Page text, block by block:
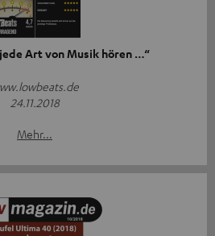
Art von Musik hören …“
24.11.2018
Mehr...